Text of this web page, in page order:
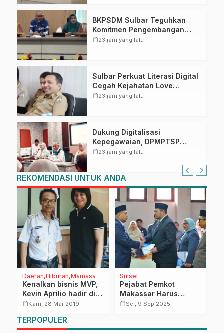
BKPSDM Sulbar Teguhkan
Komitmen Pengembangan
Kompetensi ASN melalui
calendar_month23 jam yang lalu
Sulbar Perkuat Literasi Digital
Cegah Kejahatan Love
Scamming
calendar_month23 jam yang lalu
Dukung Digitalisasi
Kepegawaian, DPMPTSP
Sulbar Siap Terapkan Aplikasi
calendar_month23 jam yang lalu
REKOMENDASI UNTUK ANDA
Daerah Hiburan Mamasa
Kenalkan bisnis MVP,
Kevin Aprilio hadir di
Mamasa
calendar_monthKam, 28 Mar 2019
Sulsel
Pejabat Pemkot
Makassar Harus
Gaspol Layani
calendar_monthSel, 9 Sep 2025
TERPOPULER